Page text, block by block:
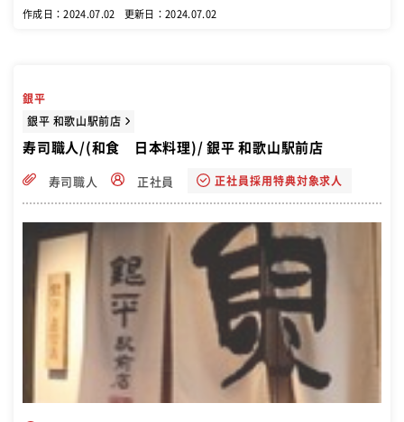
作成日：2024.07.02 更新日：2024.07.02
銀平
銀平 和歌山駅前店
寿司職人/(和食 日本料理)/ 銀平 和歌山駅前店
寿司職人 正社員 正社員採用特典対象求人